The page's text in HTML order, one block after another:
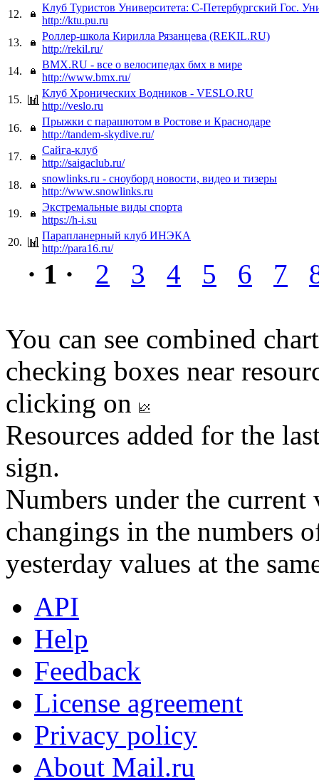
12.
Клуб Туристов Университета: С-Петербургский Гос.
http://ktu.pu.ru
13.
Роллер-школа Кирилла Рязанцева (REKIL.RU)
http://rekil.ru/
14.
BMX.RU - все о велосипедах бмх в мире
http://www.bmx.ru/
15.
Клуб Хронических Водников - VESLO.RU
http://veslo.ru
16.
Прыжки с парашютом в Ростове и Краснодаре
http://tandem-skydive.ru/
17.
Сайга-клуб
http://saigaclub.ru/
18.
snowlinks.ru - сноуборд новости, видео и тизеры
http://www.snowlinks.ru
19.
Экстремальные виды спорта
https://h-i.su
20.
Парапланерный клуб ИНЭКА
http://para16.ru/
· 1 · 2 3 4 5 6 7
You can see combined
checking boxes near
clicking on
Resources added for the
sign.
Numbers under the
changings in the numbers
yesterday values at the
API
Help
Feedback
License agreement
Privacy policy
About Mail.ru